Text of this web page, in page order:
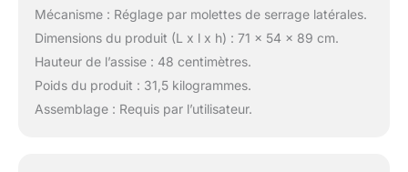
Mécanisme : Réglage par molettes de serrage latérales.
Dimensions du produit (L x l x h) : 71 x 54 x 89 cm.
Hauteur de l’assise : 48 centimètres.
Poids du produit : 31,5 kilogrammes.
Assemblage : Requis par l’utilisateur.